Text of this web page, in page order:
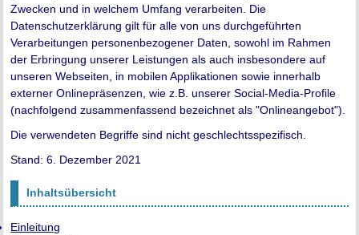
Zwecken und in welchem Umfang verarbeiten. Die
Datenschutzerklärung gilt für alle von uns durchgeführten
Verarbeitungen personenbezogener Daten, sowohl im Rahmen
der Erbringung unserer Leistungen als auch insbesondere auf
unseren Webseiten, in mobilen Applikationen sowie innerhalb
externer Onlinepräsenzen, wie z.B. unserer Social-Media-Profile
(nachfolgend zusammenfassend bezeichnet als "Onlineangebot").
Die verwendeten Begriffe sind nicht geschlechtsspezifisch.
Stand: 6. Dezember 2021
Inhaltsübersicht
Einleitung